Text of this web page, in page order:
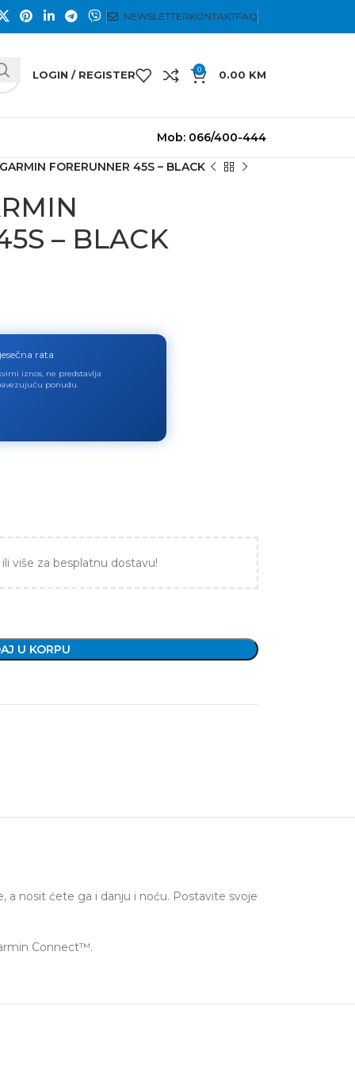
NEWSLETTERKONTAKTFAQ
LOGIN / REGISTER 0 0.00 KM
Mob: 066/400-444
FORERUNNER 45S – BLACK
– BLACK
rata
iznos, ne predstavlja
ponudu.
ili više za besplatnu dostavu!
U KORPU
a nosit ćete ga i danju i noću. Postavite svoje
Connect™.